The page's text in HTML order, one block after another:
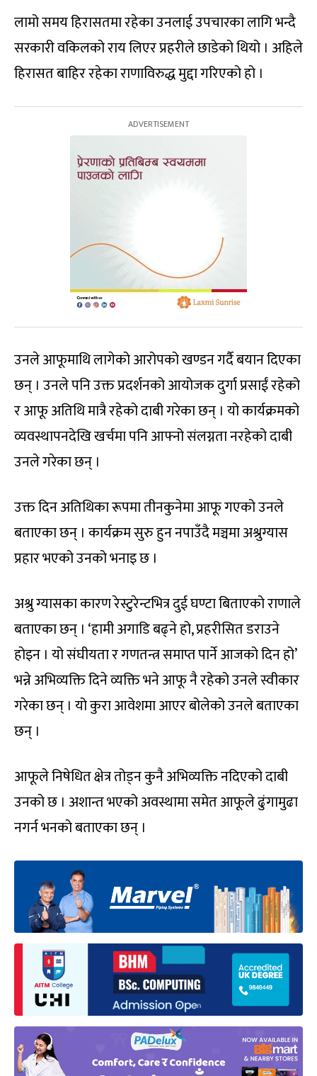
लामो समय हिरासतमा रहेका उनलाई उपचारका लागि भन्दै
सरकारी वकिलको राय लिएर प्रहरीले छाडेको थियो । अहिले
हिरासत बाहिर रहेका राणाविरुद्ध मुद्दा गरिएको हो ।
उनले आफूमाथि लागेको आरोपको खण्डन गर्दै बयान दिएका
छन् । उनले पनि उक्त प्रदर्शनको आयोजक दुर्गा प्रसाईं रहेको
र आफू अतिथि मात्रै रहेको दाबी गरेका छन् । यो कार्यक्रमको
व्यवस्थापनदेखि खर्चमा पनि आफ्नो संलग्नता नरहेको दाबी
उनले गरेका छन् ।
उक्त दिन अतिथिका रूपमा तीनकुनेमा आफू गएको उनले
बताएका छन् । कार्यक्रम सुरु हुन नपाउँदै मञ्चमा अश्रुग्यास
प्रहार भएको उनको भनाइ छ ।
अश्रु ग्यासका कारण रेस्टुरेन्टभित्र दुई घण्टा बिताएको राणाले
बताएका छन् । ‘हामी अगाडि बढ्ने हो, प्रहरीसित डराउने
होइन । यो संघीयता र गणतन्त्र समाप्त पार्ने आजको दिन हो’
भन्ने अभिव्यक्ति दिने व्यक्ति भने आफू नै रहेको उनले स्वीकार
गरेका छन् । यो कुरा आवेशमा आएर बोलेको उनले बताएका
छन् ।
आफूले निषेधित क्षेत्र तोड्न कुनै अभिव्यक्ति नदिएको दाबी
उनको छ । अशान्त भएको अवस्थामा समेत आफूले ढुंगामुढा
नगर्न भनको बताएका छन् ।